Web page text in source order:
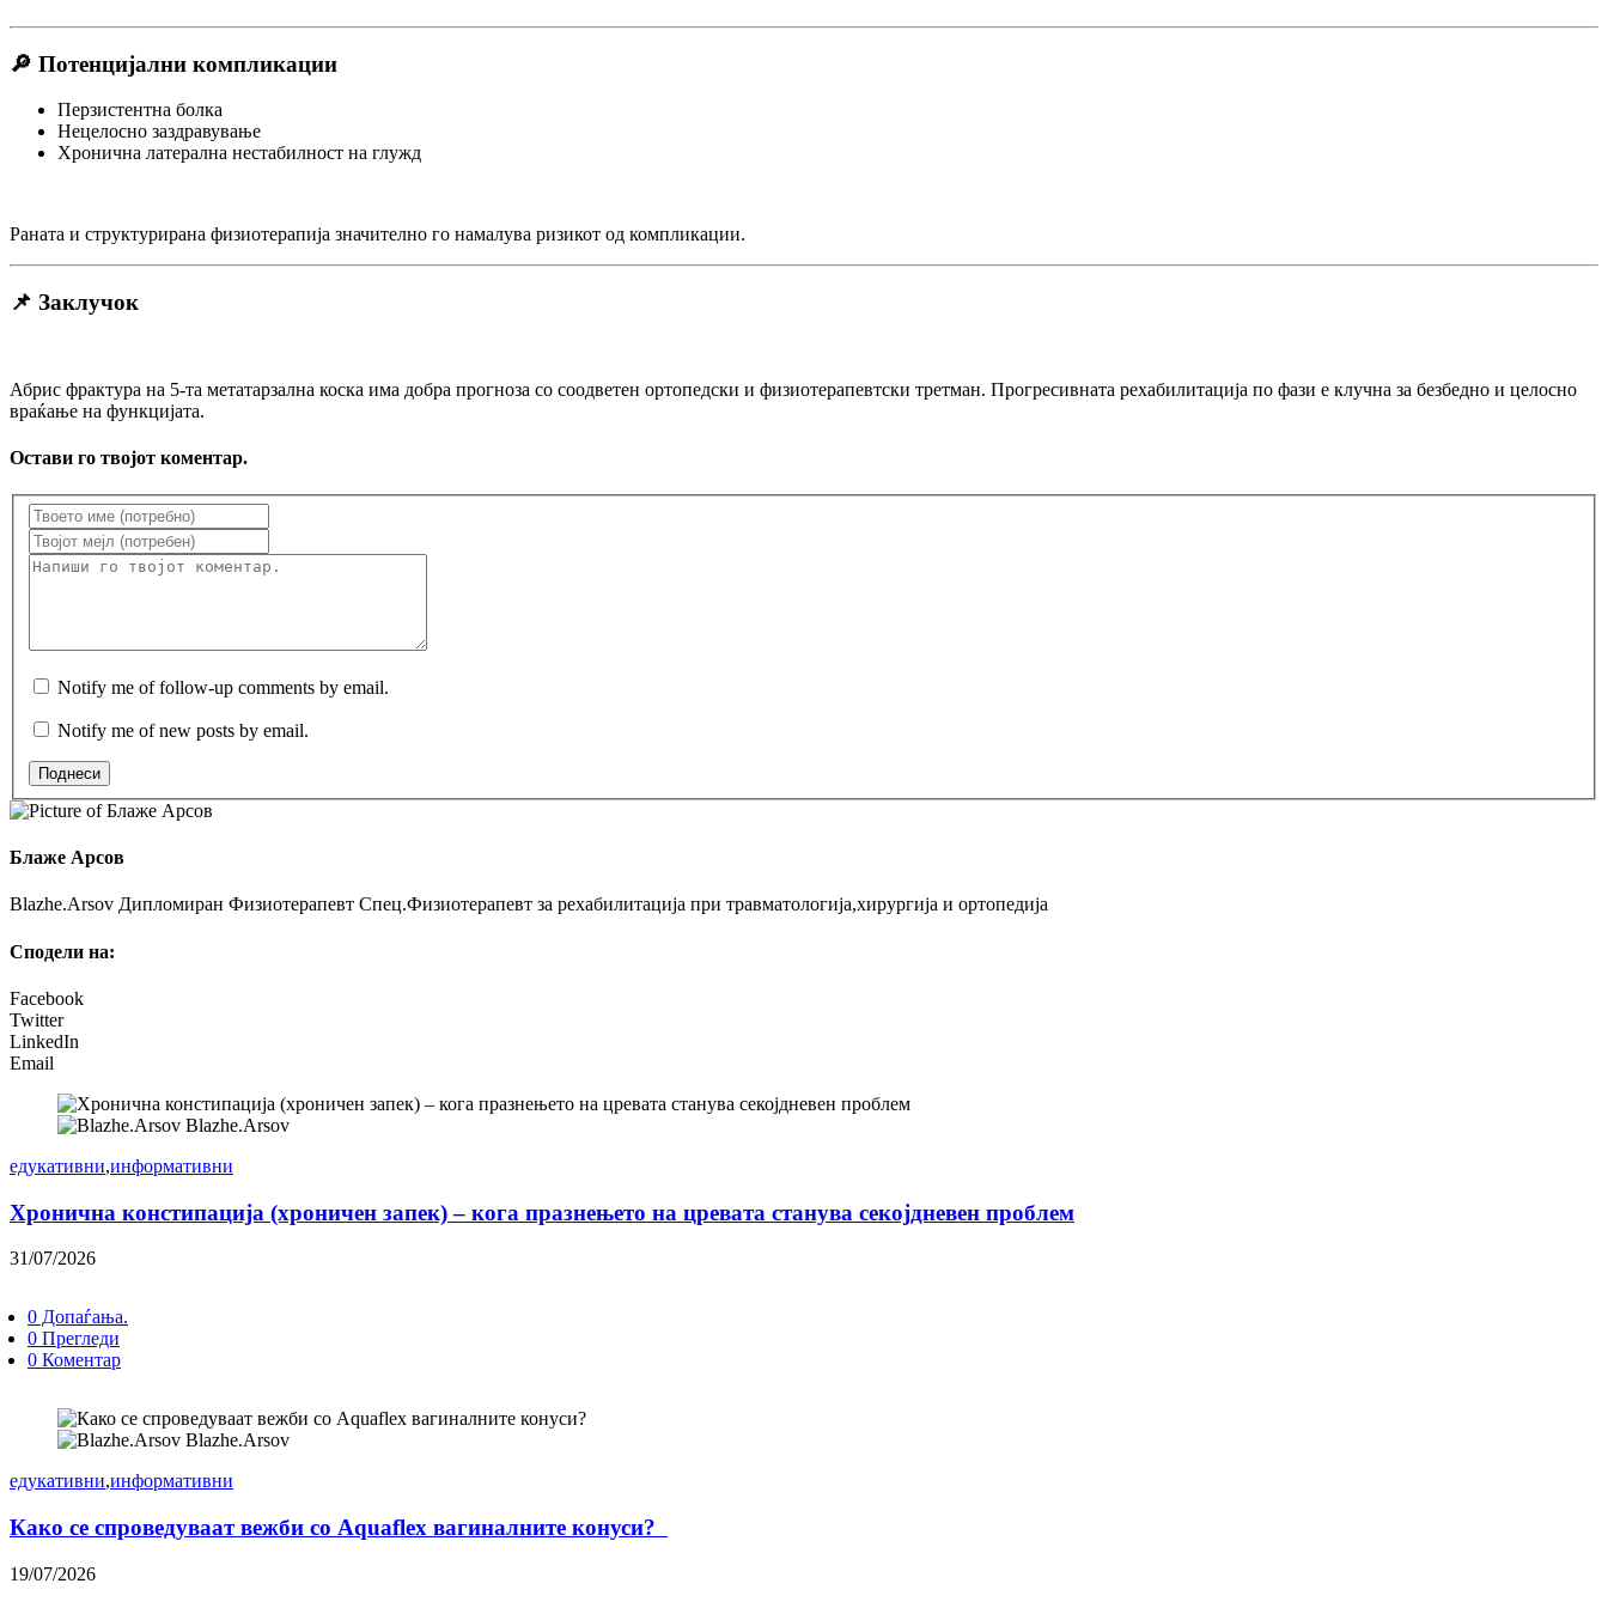
🔎 Потенцијални компликации
Перзистентна болка
Нецелосно заздравување
Хронична латерална нестабилност на глужд
Раната и структурирана физиотерапија значително го намалува ризикот од компликации.
📌 Заклучок
Абрис фрактура на 5-та метатарзална коска има добра прогноза со соодветен ортопедски и физиотерапевтски третман. Прогресивната рехабилитација по фази е клучна за безбедно и целосно
враќање на функцијата.
Остави го твојот коментар.
Notify me of follow-up comments by email.
Notify me of new posts by email.
Поднеси
Блаже Арсов
Blazhe.Arsov Дипломиран Физиотерапевт Спец.Физиотерапевт за рехабилитација при травматологија,хирургија и ортопедија
Сподели на:
Facebook
Twitter
LinkedIn
Email
Blazhe.Arsov
едукативни,информативни
Хронична констипација (хроничен запек) – кога празнењето на цревата станува секојдневен проблем
31/07/2026
0 Допаѓања.
0 Прегледи
0 Коментар
Blazhe.Arsov
едукативни,информативни
Како се спроведуваат вежби со Aquaflex вагиналните конуси?
19/07/2026